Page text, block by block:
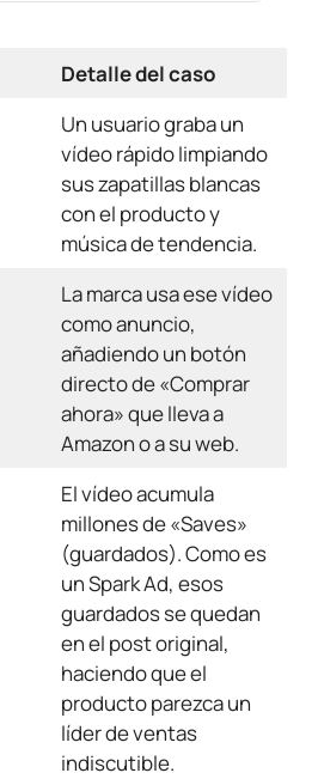
Detalle del caso
Un usuario graba un
vídeo rápido limpiando
sus zapatillas blancas
con el producto y
música de tendencia.
La marca usa ese vídeo
como anuncio,
añadiendo un botón
directo de «Comprar
ahora» que lleva a
Amazon o a su web.
El vídeo acumula
millones de «Saves»
(guardados). Como es
un Spark Ad, esos
guardados se quedan
en el post original,
haciendo que el
producto parezca un
líder de ventas
indiscutible.